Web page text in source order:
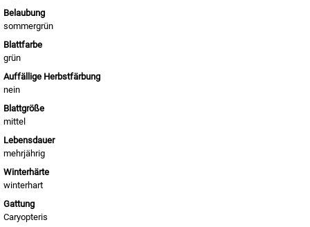
Belaubung
sommergrün
Blattfarbe
grün
Auffällige Herbstfärbung
nein
Blattgröße
mittel
Lebensdauer
mehrjährig
Winterhärte
winterhart
Gattung
Caryopteris